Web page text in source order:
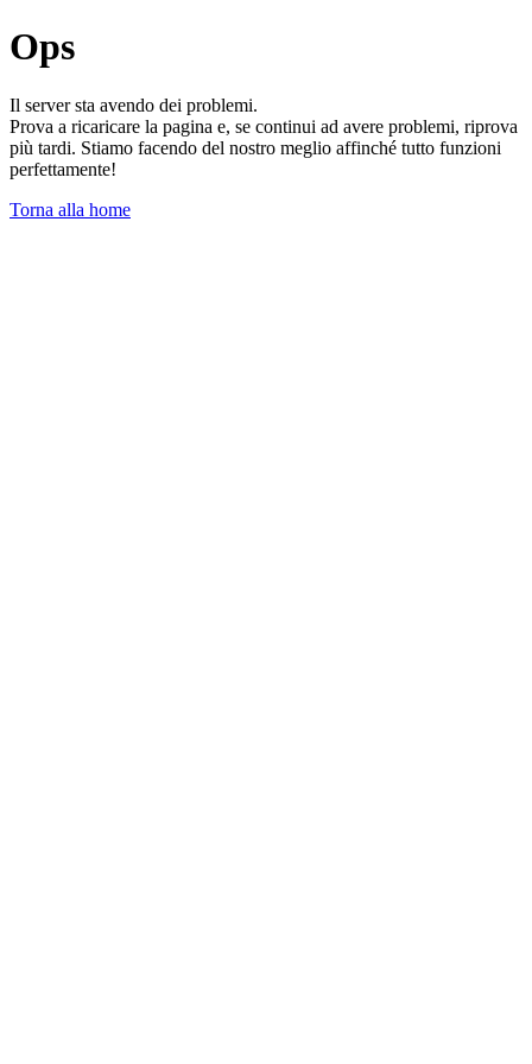
Ops
Il server sta avendo dei problemi.
Prova a ricaricare la pagina e, se continui ad avere problemi, riprova
più tardi. Stiamo facendo del nostro meglio affinché tutto funzioni
perfettamente!
Torna alla home